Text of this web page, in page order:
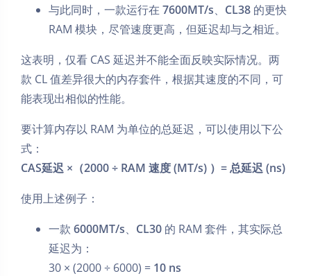
与此同时，一款运行在 7600MT/s、 CL38 的更快
RAM 模块，尽管速度更高，但延迟却与之相近。
这表明，仅看 CAS 延迟并不能全面反映实际情况。两
款 CL 值差异很大的内存套件，根据其速度的不同，可
能表现出相似的性能。
要计算内存以 RAM 为单位的总延迟，可以使用以下公
式：
CAS延迟 ×（2000 ÷ RAM 速度 (MT/s) ）= 总延迟 (ns)
使用上述例子：
一款 6000MT/s、 CL30 的 RAM 套件，其实际总
延迟为：
30 × (2000 ÷ 6000) = 10 ns